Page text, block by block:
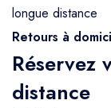
longue distance
Retours à
Réservez
distance